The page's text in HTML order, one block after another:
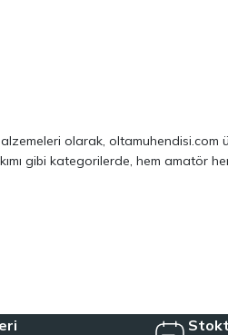
olarak, oltamuhendisi.com
gibi kategorilerde, hem amatör
hazır olta takımı